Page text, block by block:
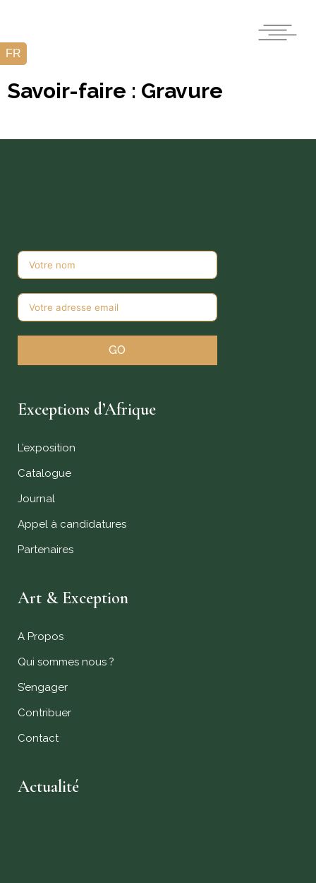
Savoir-faire : Gravure
GO
Exceptions d’Afrique
L’exposition
Catalogue
Journal
Appel à candidatures
Partenaires
Art & Exception
A Propos
Qui sommes nous ?
S’engager
Contribuer
Contact
Actualité